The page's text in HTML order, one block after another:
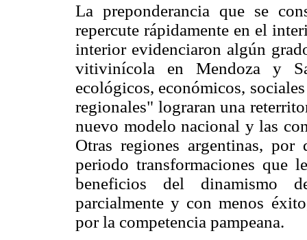
La preponderancia que se
repercute rápidamente en el
interior evidenciaron algún
vitivinícola en Mendoza y
ecológicos, económicos,
regionales" lograran una
nuevo modelo nacional y las
Otras regiones argentinas,
periodo transformaciones que
beneficios del dinamismo
parcialmente y con menos
por la competencia pampeana.